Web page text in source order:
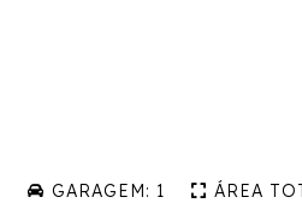
GARAGEM: 1 ÁREA